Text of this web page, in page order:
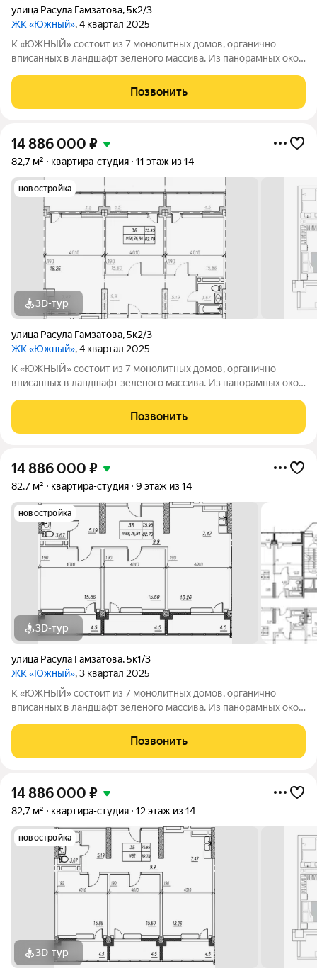
улица Расула Гамзатова,5к2/3
ЖК «Южный», 4 квартал 2025
К «ЮЖНЫЙ» состоит из 7 монолитных домов, органично
вписанных в ландшафт зеленого массива. Из панорамных окон
Благоустроенная территория и современная инфраструктура
создадут все условия для вашей
Позвонить
14 886 000 ₽
82,7 м² квартира-студия 11 этаж из 14
новостройка
3D-тур
улица Расула Гамзатова,5к2/3
ЖК «Южный», 4 квартал 2025
К «ЮЖНЫЙ» состоит из 7 монолитных домов, органично
вписанных в ландшафт зеленого массива. Из панорамных окон
Благоустроенная территория и современная инфраструктура
создадут все условия для вашей
Позвонить
14 886 000 ₽
82,7 м² квартира-студия 9 этаж из 14
новостройка
3D-тур
улица Расула Гамзатова,5к1/3
ЖК «Южный», 3 квартал 2025
К «ЮЖНЫЙ» состоит из 7 монолитных домов, органично
вписанных в ландшафт зеленого массива. Из панорамных окон
Благоустроенная территория и современная инфраструктура
создадут все условия для вашей
Позвонить
14 886 000 ₽
82,7 м² квартира-студия 12 этаж из 14
новостройка
3D-тур